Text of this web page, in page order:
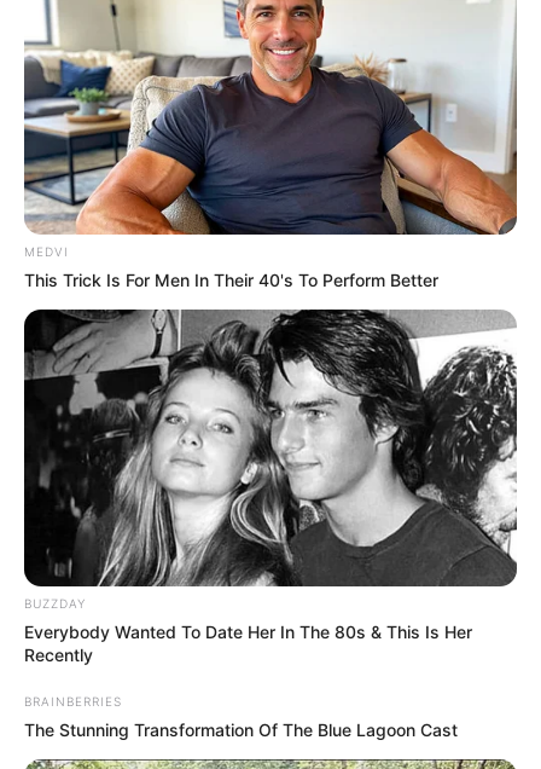
MEDVI
This Trick Is For Men In Their 40's To Perform Better
BUZZDAY
Everybody Wanted To Date Her In The 80s & This Is Her
Recently
BRAINBERRIES
The Stunning Transformation Of The Blue Lagoon Cast